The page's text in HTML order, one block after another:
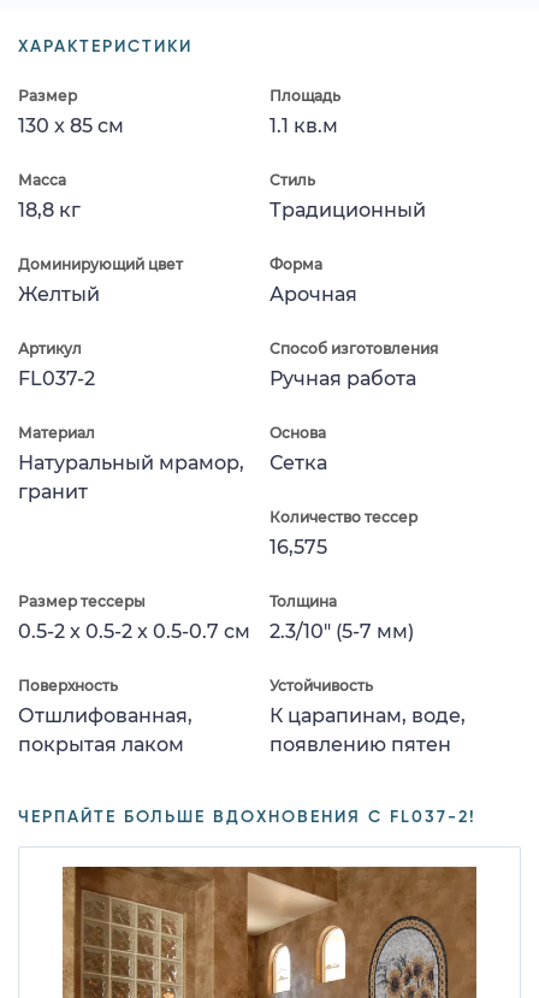
ХАРАКТЕРИСТИКИ
Размер
130 x 85 см
Площадь
1.1 кв.м
Масса
18,8 кг
Стиль
Традиционный
Доминирующий цвет
Желтый
Форма
Арочная
Артикул
FL037-2
Способ изготовления
Ручная работа
Материал
Натуральный мрамор,
гранит
Основа
Сетка
Количество тессер
16,575
Размер тессеры
0.5-2 x 0.5-2 x 0.5-0.7 см
Толщина
2.3/10" (5-7 мм)
Поверхность
Отшлифованная,
покрытая лаком
Устойчивость
К царапинам, воде,
появлению пятен
ЧЕРПАЙТЕ БОЛЬШЕ ВДОХНОВЕНИЯ С FL037-2!